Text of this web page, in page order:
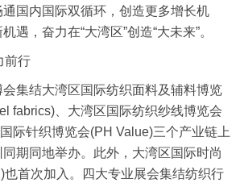
国内国际双循环，创造更多增长机
遇，奋力在“大湾区”创造“大未来”。
行
结大湾区国际纺织面料及辅料博览
fabrics)、大湾区国际纺织纱线博览会
际针织博览会(PH Value)三个产业链上
期同地举办。此外，大湾区国际时尚
首次加入。四大专业展会集结纺织行